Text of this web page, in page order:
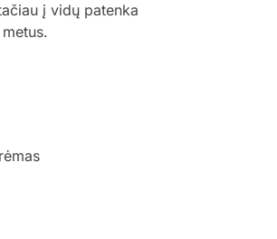
į vidų patenka